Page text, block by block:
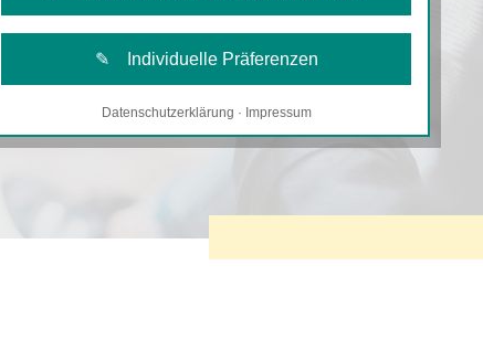
✎ Individuelle Präferenzen
Notwendige Cookies
Datenschutzerklärung · Impressum